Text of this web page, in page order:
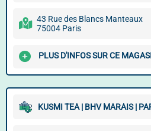
43 Rue des Blancs Manteaux
75004 Paris
PLUS D'INFOS SUR CE
KUSMI TEA | BHV MARAIS |